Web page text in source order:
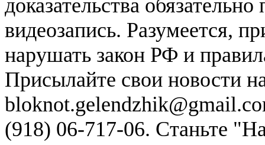
доказательства
видеозапись. Разумеется,
нарушать закон РФ и
Присылайте свои новости
(918) 06-717-06. Станьте